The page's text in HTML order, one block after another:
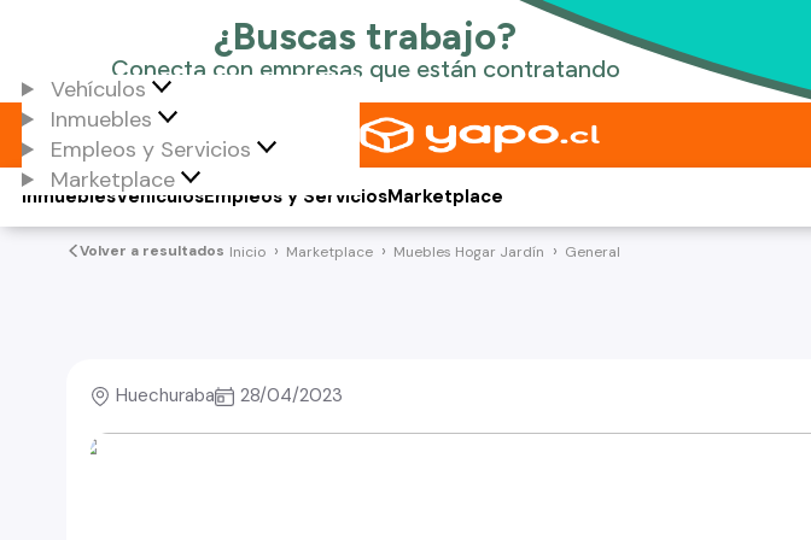
Vehículos
Inmuebles
Empleos y Servicios
Marketplace
Vehículos
Inmuebles Empleos y ServiciosMarketplace
Volver a resultados Inicio Marketplace Muebles Hogar Jardín General
Huechuraba 28/04/2023